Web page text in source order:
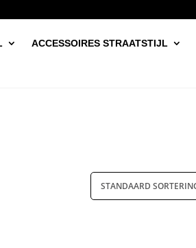
ACCESSOIRES STRAATSTIJL